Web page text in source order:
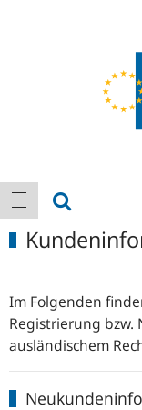
Hauptnavigation
Navigation
Im Folgenden
Registrierung
ausländischem